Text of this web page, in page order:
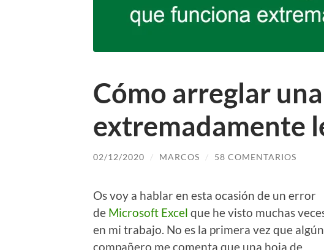
Cómo arreglar
extremadamente
02/12/2020 / MARCOS / 58 COMENTARIOS
Os voy a hablar en esta ocasión de un error
de Microsoft Excel que he visto muchas
en mi trabajo. No es la primera vez que algún
compañero me comenta que una hoja de